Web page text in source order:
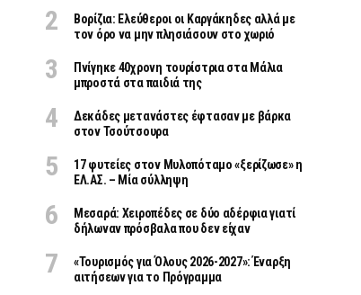
Βορίζια: Ελεύθεροι οι Καργάκηδες αλλά με
τον όρο να μην πλησιάσουν στο χωριό
Πνίγηκε 40χρονη τουρίστρια στα Μάλια
μπροστά στα παιδιά της
Δεκάδες μετανάστες έφτασαν με βάρκα
στον Τσούτσουρα
17 φυτείες στον Μυλοπόταμο «ξερίζωσε» η
ΕΛ.ΑΣ. – Μία σύλληψη
Μεσαρά: Χειροπέδες σε δύο αδέρφια γιατί
δήλωναν πρόσβαλα που δεν είχαν
«Τουρισμός για Όλους 2026-2027»: Έναρξη
αιτήσεων για το Πρόγραμμα